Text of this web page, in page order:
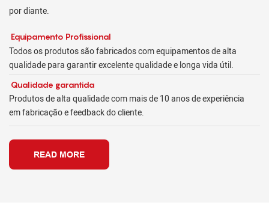
por diante.
Equipamento Profissional
Todos os produtos são fabricados com equipamentos de alta
qualidade para garantir excelente qualidade e longa vida útil.
Qualidade garantida
Produtos de alta qualidade com mais de 10 anos de experiência
em fabricação e feedback do cliente.
READ MORE